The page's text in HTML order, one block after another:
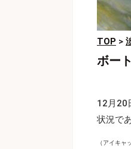
TOP >
ボー
12月20
状況で
（アイキャ